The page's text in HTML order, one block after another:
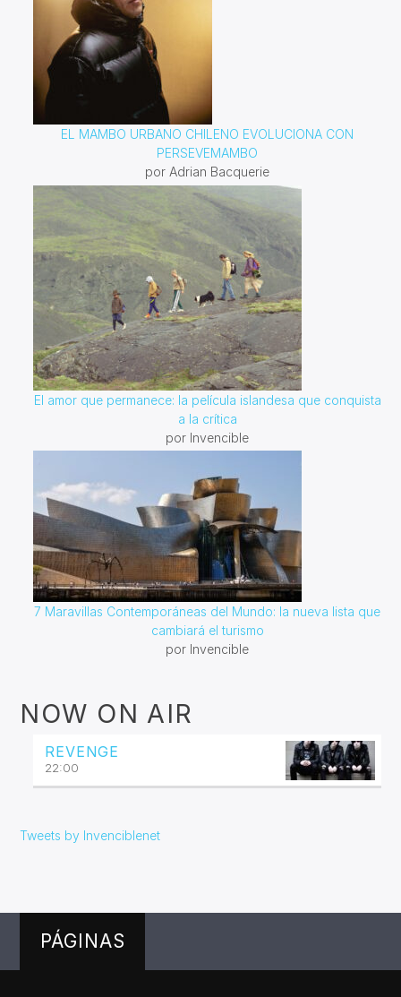
EL MAMBO URBANO CHILENO EVOLUCIONA CON
PERSEVEMAMBO
por Adrian Bacquerie
El amor que permanece: la película islandesa que conquista
a la crítica
por Invencible
7 Maravillas Contemporáneas del Mundo: la nueva lista que
cambiará el turismo
por Invencible
NOW ON AIR
REVENGE
22:00
Tweets by Invenciblenet
PÁGINAS